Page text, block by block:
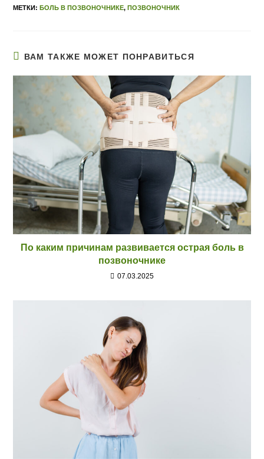
МЕТКИ: БОЛЬ В ПОЗВОНОЧНИКЕ, ПОЗВОНОЧНИК
ВАМ ТАКЖЕ МОЖЕТ ПОНРАВИТЬСЯ
По каким причинам развивается острая боль в
позвоночнике
07.03.2025